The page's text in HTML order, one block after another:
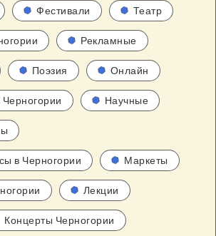
Фестивали Театр
Рекламные
Поэзия Онлайн
Черногории Научные
в Черногории Маркеты
Лекции
Концерты Черногории